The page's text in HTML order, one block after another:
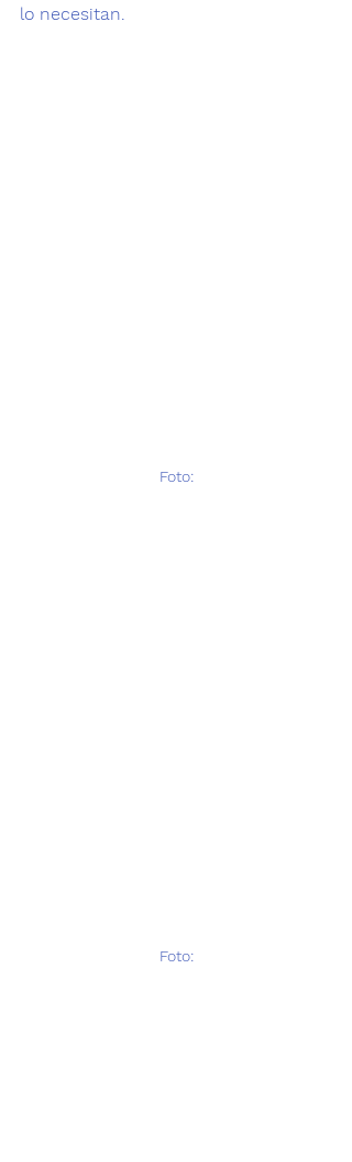
lo necesitan.
Foto:
Foto: